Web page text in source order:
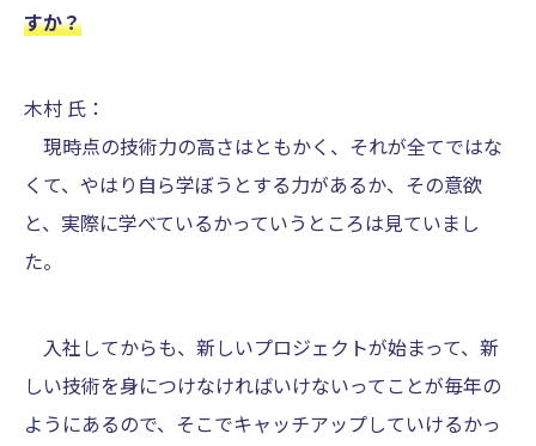
すか？
木村 氏：
現時点の技術力の高さはともかく、それが全てではな
くて、やはり自ら学ぼうとする力があるか、その意欲
と、実際に学べているかっていうところは見ていまし
た。
入社してからも、新しいプロジェクトが始まって、新
しい技術を身につけなければいけないってことが毎年の
ようにあるので、そこでキャッチアップしていけるかっ